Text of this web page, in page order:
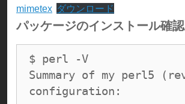
mimetex ダウンロード
パッケージのインストール確認
$ perl -V
Summary of my perl5
configuration: